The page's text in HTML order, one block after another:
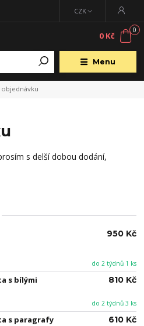
Menu
CZK
0
0 Kč
objednávku
s delší dobou dodání,
do 2 týdnů 1 ks
950 Kč
s bílými
do 2 týdnů 3 ks
810 Kč
s paragrafy 610 Kč